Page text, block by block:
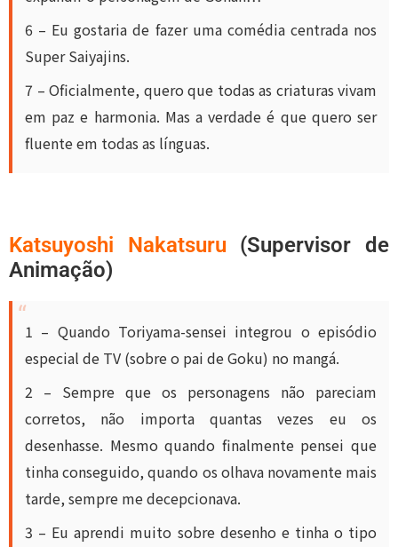
6 – Eu gostaria de fazer uma comédia centrada nos
Super Saiyajins.
7 – Oficialmente, quero que todas as criaturas vivam
em paz e harmonia. Mas a verdade é que quero ser
fluente em todas as línguas.
Katsuyoshi Nakatsuru (Supervisor de
Animação)
1 – Quando Toriyama-sensei integrou o episódio
especial de TV (sobre o pai de Goku) no mangá.
2 – Sempre que os personagens não pareciam
corretos, não importa quantas vezes eu os
desenhasse. Mesmo quando finalmente pensei que
tinha conseguido, quando os olhava novamente mais
tarde, sempre me decepcionava.
3 – Eu aprendi muito sobre desenho e tinha o tipo